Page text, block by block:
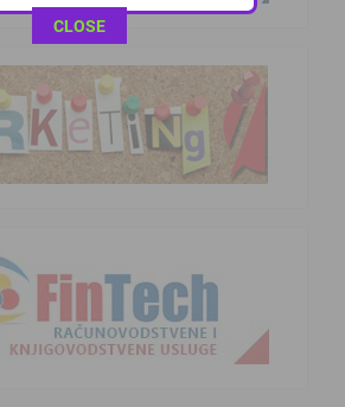
popup will close in:
CLOSE